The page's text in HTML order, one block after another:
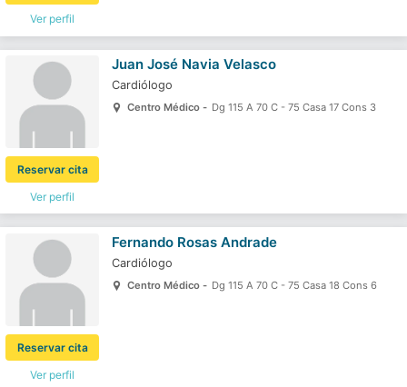
Ver perfil
Ver perfil
Reservar cita
Juan José Navia Velasco
Cardiólogo
Centro Médico - Dg 115 A 70 C - 75 Casa 17 Cons 3
Ver perfil
Reservar cita
Fernando Rosas Andrade
Cardiólogo
Centro Médico - Dg 115 A 70 C - 75 Casa 18 Cons 6